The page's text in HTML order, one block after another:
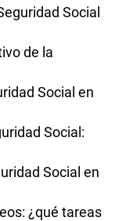
Social
de la
Social en
Social:
Social en
¿qué tareas